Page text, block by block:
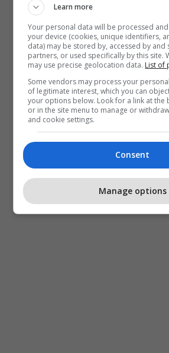
Samir Nasri Luis Enrique Psg
Ligue 1
Learn more
Your personal data will be processed
your device (cookies, unique identifiers,
data) may be stored by, accessed by and
partners, or used specifically by this site.
may use precise geolocation data. List of
Some vendors may process your
of legitimate interest, which you can
your options below. Look for a link at the
or in the site menu to manage or
and cookie settings.
Consent
Manage options